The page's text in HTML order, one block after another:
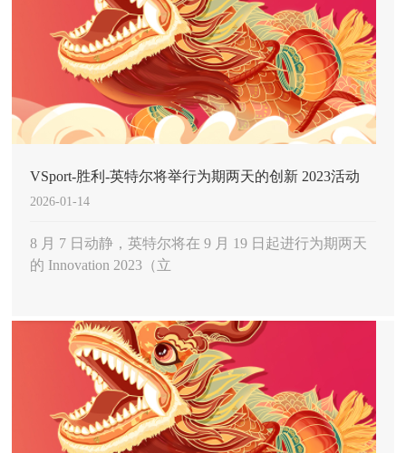
VSport-胜利-英特尔将举行为期两天的创新 2023活动
展示新一代 Meteor Lake 处理器架构
2026-01-14
8 月 7 日动静，英特尔将在 9 月 19 日起进行为期两天
的 Innovation 2023（立